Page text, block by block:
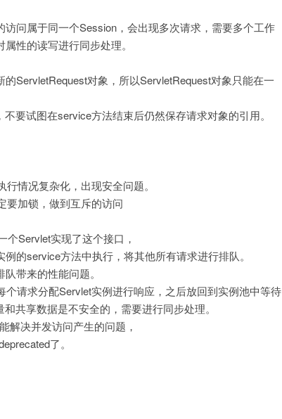
问属于同一个Session，会出现多次请求，需要多个工作
性的读写进行同步处理。
ServletRequest对象，所以ServletRequest对象只能在一
要试图在service方法结束后仍然保存请求对象的引用。
情况复杂化，出现安全问题。
要加锁，做到互斥的访问
个Servlet实现了这个接口，
的service方法中执行，将其他所有请求进行排队。
带来的性能问题。
请求分配Servlet实例进行响应，之后放回到实例池中等待
共享数据是不安全的，需要进行同步处理。
解决并发访问产生的问题，
了。